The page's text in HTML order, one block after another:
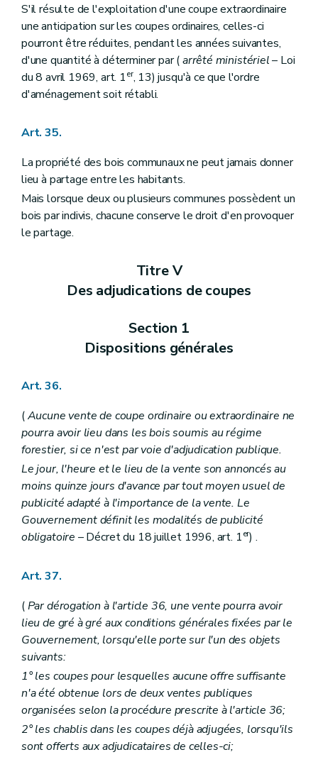
S'il résulte de l'exploitation d'une coupe extraordinaire
une anticipation sur les coupes ordinaires, celles-ci
pourront être réduites, pendant les années suivantes,
d'une quantité à déterminer par (arrêté ministériel– Loi
du 8 avril 1969, art. 1er, 13) jusqu'à ce que l'ordre
d'aménagement soit rétabli.
Art. 35.
La propriété des bois communaux ne peut jamais donner
lieu à partage entre les habitants.
Mais lorsque deux ou plusieurs communes possèdent un
bois par indivis, chacune conserve le droit d'en provoquer
le partage.
Titre V
Des adjudications de coupes
Section 1
Dispositions générales
Art. 36.
(Aucune vente de coupe ordinaire ou extraordinaire ne
pourra avoir lieu dans les bois soumis au régime
forestier, si ce n'est par voie d'adjudication publique.
Le jour, l'heure et le lieu de la vente son annoncés au
moins quinze jours d'avance par tout moyen usuel de
publicité adapté à l'importance de la vente. Le
Gouvernement définit les modalités de publicité
obligatoire – Décret du 18 juillet 1996, art. 1er) .
Art. 37.
(Par dérogation à l'article 36, une vente pourra avoir
lieu de gré à gré aux conditions générales fixées par le
Gouvernement, lorsqu'elle porte sur l'un des objets
suivants:
1° les coupes pour lesquelles aucune offre suffisante
n'a été obtenue lors de deux ventes publiques
organisées selon la procédure prescrite à l'article 36;
2° les chablis dans les coupes déjà adjugées, lorsqu'ils
sont offerts aux adjudicataires de celles-ci;